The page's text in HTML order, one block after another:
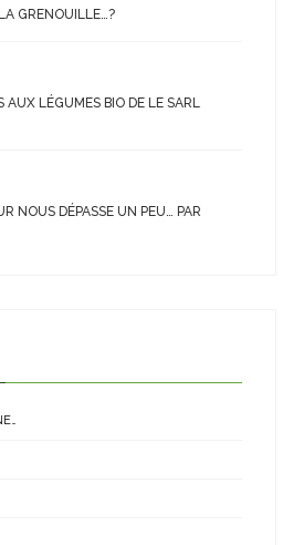
GRENOUILLE…?
AUX LÉGUMES BIO DE LE SARL
NOUS DÉPASSE UN PEU… PAR